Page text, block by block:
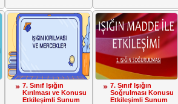
7. Sınıf Işığın
Kırılması ve Konusu
Etkileşimli Sunum
7. Sınıf Işığın
Soğrulması Konusu
Etkileşimli Sunum